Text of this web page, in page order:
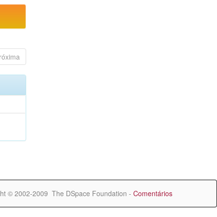
© 2002-2009 The DSpace Foundation - Comentários